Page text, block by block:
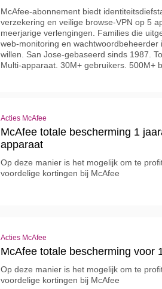
McAfee-abonnement biedt
verzekering en veilige browse-VPN op 5
meerjarige verlengingen. Families die
web-monitoring en wachtwoordbeheerder
willen. San Jose-gebaseerd sinds 1987.
Multi-apparaat. 30M+ gebruikers. 500M+
Acties McAfee
McAfee totale bescherming 1
apparaat
Op deze manier is het mogelijk om te
voordelige kortingen bij McAfee
Acties McAfee
McAfee totale bescherming voor
Op deze manier is het mogelijk om te
voordelige kortingen bij McAfee